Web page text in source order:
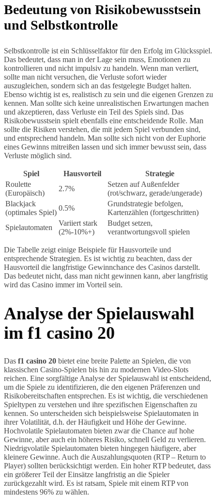
Bedeutung von Risikobewusstsein
und Selbstkontrolle
Selbstkontrolle ist ein Schlüsselfaktor für den Erfolg im Glücksspiel.
Das bedeutet, dass man in der Lage sein muss, Emotionen zu
kontrollieren und nicht impulsiv zu handeln. Wenn man verliert,
sollte man nicht versuchen, die Verluste sofort wieder
auszugleichen, sondern sich an das festgelegte Budget halten.
Ebenso wichtig ist es, realistisch zu sein und die eigenen Grenzen zu
kennen. Man sollte sich keine unrealistischen Erwartungen machen
und akzeptieren, dass Verluste ein Teil des Spiels sind. Das
Risikobewusstsein spielt ebenfalls eine entscheidende Rolle. Man
sollte die Risiken verstehen, die mit jedem Spiel verbunden sind,
und entsprechend handeln. Man sollte sich nicht von der Euphorie
eines Gewinns mitreißen lassen und sich immer bewusst sein, dass
Verluste möglich sind.
Spiel Hausvorteil
Strategie
Roulette
(Europäisch)
2.7%
Setzen auf Außenfelder
(rot/schwarz, gerade/ungerade)
Blackjack
(optimales Spiel)
0.5%
Grundstrategie befolgen,
Kartenzählen (fortgeschritten)
Spielautomaten
Variiert stark
(2%-10%+)
Budget setzen,
verantwortungsvoll spielen
Die Tabelle zeigt einige Beispiele für Hausvorteile und
entsprechende Strategien. Es ist wichtig zu beachten, dass der
Hausvorteil die langfristige Gewinnchance des Casinos darstellt.
Das bedeutet nicht, dass man nicht gewinnen kann, aber langfristig
wird das Casino immer im Vorteil sein.
Analyse der Spielauswahl
im f1 casino 20
Das f1 casino 20 bietet eine breite Palette an Spielen, die von
klassischen Casino-Spielen bis hin zu modernen Video-Slots
reichen. Eine sorgfältige Analyse der Spielauswahl ist entscheidend,
um die Spiele zu identifizieren, die den eigenen Präferenzen und
Risikobereitschaften entsprechen. Es ist wichtig, die verschiedenen
Spieltypen zu verstehen und ihre spezifischen Eigenschaften zu
kennen. So unterscheiden sich beispielsweise Spielautomaten in
ihrer Volatilität, d.h. der Häufigkeit und Höhe der Gewinne.
Hochvolatile Spielautomaten bieten zwar die Chance auf hohe
Gewinne, aber auch ein höheres Risiko, schnell Geld zu verlieren.
Niedrigvolatile Spielautomaten bieten hingegen häufigere, aber
kleinere Gewinne. Auch die Auszahlungsquoten (RTP – Return to
Player) sollten berücksichtigt werden. Ein hoher RTP bedeutet, dass
ein größerer Teil der Einsätze langfristig an die Spieler
zurückgezahlt wird. Es ist ratsam, Spiele mit einem RTP von
mindestens 96% zu wählen.